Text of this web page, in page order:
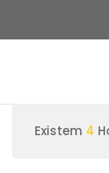
Existem 4